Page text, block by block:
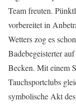
Team freuten.
vorbereitet in
Wetters zog es
Badebegeisterter
Becken. Mit einem
Tauchsportclubs
symbolische Akt